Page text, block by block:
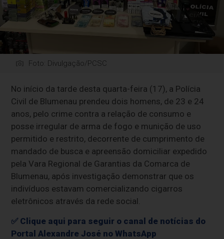
Foto: Divulgação/PCSC
No início da tarde desta quarta-feira (17), a Polícia
Civil de Blumenau prendeu dois homens, de 23 e 24
anos, pelo crime contra a relação de consumo e
posse irregular de arma de fogo e munição de uso
permitido e restrito, decorrente de cumprimento de
mandado de busca e apreensão domiciliar expedido
pela Vara Regional de Garantias da Comarca de
Blumenau, após investigação demonstrar que os
indivíduos estavam comercializando cigarros
eletrônicos através da rede social.
✅ Clique aqui para seguir o canal de notícias do
Portal Alexandre José no WhatsApp